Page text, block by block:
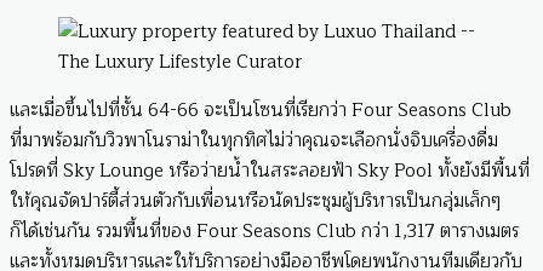
และเมื่อขึ้นไปที่ชั้น 64-66 จะเป็นโซนที่เรียกว่า Four Seasons Club
ที่มาพร้อมกับวิวพาโนราม่าในทุกทิศไม่ว่าคุณจะเลือกนั่งจิบเครื่องดื่ม
โปรดที่ Sky Lounge หรือว่ายน้ำในสระลอยฟ้า Sky Pool ทั้งยังมีพื้นที่
ให้คุณจัดปาร์ตี้ส่วนตัวกับเพื่อนหรือนัดประชุมผู้บริหารเป็นกลุ่มเล็กๆ
ก็ได้เช่นกัน รวมพื้นที่ของ Four Seasons Club กว่า 1,317 ตารางเมตร
และทั้งหมดบริหารและให้บริการอย่างมืออาชีพโดยพนักงานทีมเดียวกับ